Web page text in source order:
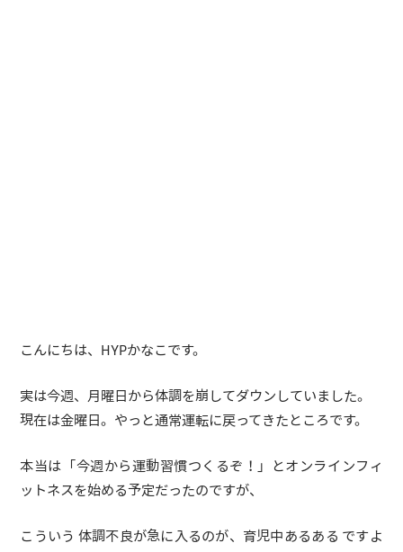
こんにちは、HYPかなこです。
実は今週、月曜日から体調を崩してダウンしていました。
現在は金曜日。やっと通常運転に戻ってきたところです。
本当は「今週から運動習慣つくるぞ！」とオンラインフィ
ットネスを始める予定だったのですが、
こういう 体調不良が急に入るのが、育児中あるある ですよ